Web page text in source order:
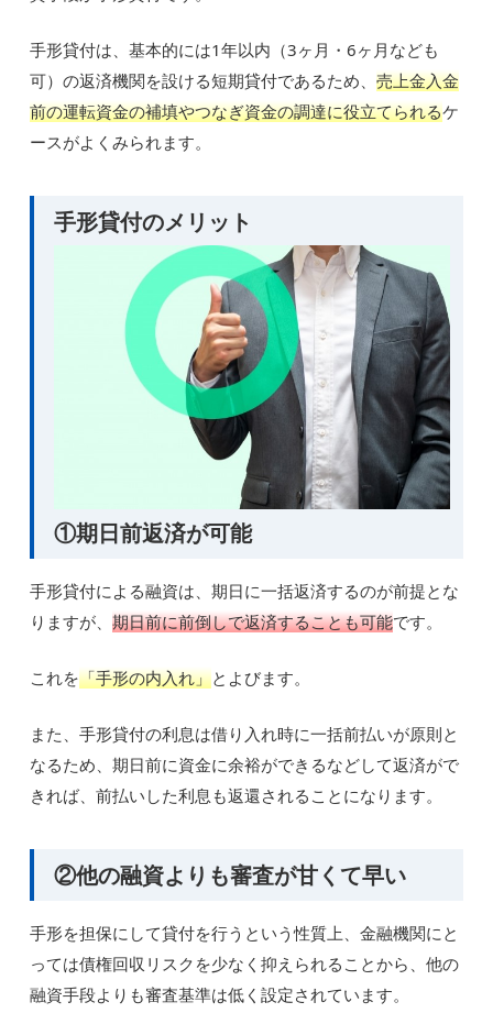
手形貸付は、基本的には1年以内（3ヶ月・6ヶ月なども
可）の返済機関を設ける短期貸付であるため、売上金入金
前の運転資金の補填やつなぎ資金の調達に役立てられるケ
ースがよくみられます。
手形貸付のメリット
①期日前返済が可能
手形貸付による融資は、期日に一括返済するのが前提とな
りますが、期日前に前倒しで返済することも可能です。
これを「手形の内入れ」とよびます。
また、手形貸付の利息は借り入れ時に一括前払いが原則と
なるため、期日前に資金に余裕ができるなどして返済がで
きれば、前払いした利息も返還されることになります。
②他の融資よりも審査が甘くて早い
手形を担保にして貸付を行うという性質上、金融機関にと
っては債権回収リスクを少なく抑えられることから、他の
融資手段よりも審査基準は低く設定されています。